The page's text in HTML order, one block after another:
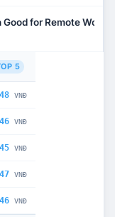
for Remote Work?
5
VNĐ
VNĐ
VNĐ
VNĐ
VNĐ